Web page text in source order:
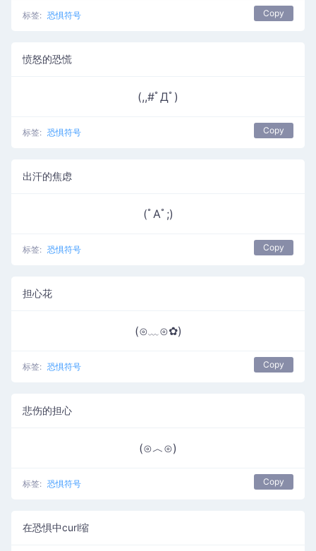
标签: 恐惧符号 Copy
愤怒的恐慌
(,,#ﾟДﾟ)
标签: 恐惧符号 Copy
出汗的焦虑
(ﾟAﾟ;)
标签: 恐惧符号 Copy
担心花
(⊙﹏⊙✿)
标签: 恐惧符号 Copy
悲伤的担心
(⊙︿⊙)
标签: 恐惧符号 Copy
在恐惧中curl缩